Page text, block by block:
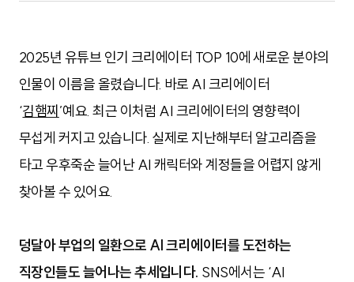
2025년 유튜브 인기 크리에이터 TOP 10에 새로운 분야의
인물이 이름을 올렸습니다. 바로 AI 크리에이터
‘김햄찌’예요. 최근 이처럼 AI 크리에이터의 영향력이
무섭게 커지고 있습니다. 실제로 지난해부터 알고리즘을
타고 우후죽순 늘어난 AI 캐릭터와 계정들을 어렵지 않게
찾아볼 수 있어요.
덩달아 부업의 일환으로 AI 크리에이터를 도전하는
직장인들도 늘어나는 추세입니다. SNS에서는 ‘AI